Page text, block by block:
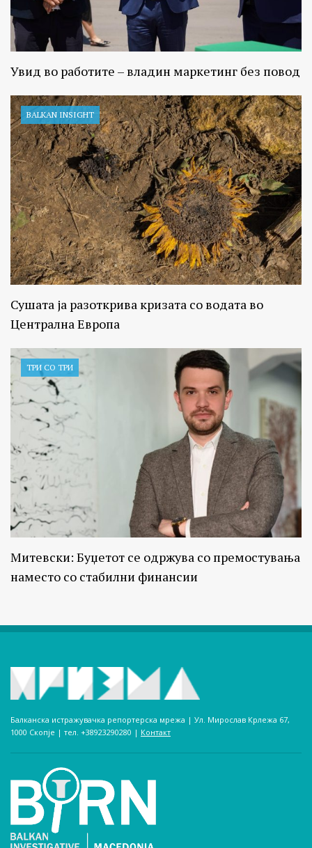
Увид во работите – владин маркетинг без повод
BALKAN INSIGHT
Сушата ја разоткрива кризата со водата во
Централна Европа
ТРИ СО ТРИ
Митевски: Буџетот се одржува со премостувања
наместо со стабилни финансии
Балканска истражувачка репортерска мрежа | Ул. Мирослав Крлежа 67,
1000 Скопје | тел. +38923290280­ | Контакт